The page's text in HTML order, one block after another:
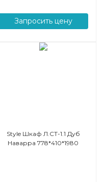
Запросить цену
Style Шкаф Л.СТ-1.1 Дуб
Наварра 778*410*1980